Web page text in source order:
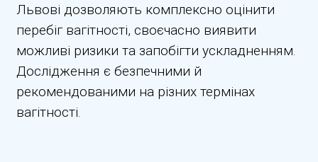
Львові дозволяють комплексно оцінити
перебіг вагітності, своєчасно виявити
можливі ризики та запобігти ускладненням.
Дослідження є безпечними й
рекомендованими на різних термінах
вагітності.